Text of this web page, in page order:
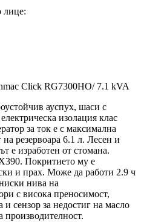
лице:
Click RG7300HO/ 7.1 kVA
ауспух, шаси с
изолация клас
за ток е с максимална
резервоара 6.1 л. Лесен и
е изработен от стомана.
Покритието му е
и прах. Може да работи 2.9 ч
нива на
с висока преносимост,
сензор за недостиг на масло
производителност.